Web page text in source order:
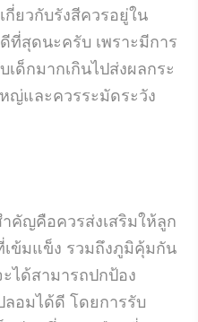
กี่ยวกับรังสีควรอยู่ใน
สุดนะครับ เพราะมีการ
ด็กมากเกินไปส่งผลกระ
ญ่และควรระมัดระวัง
คัญคือควรส่งเสริมให้ลูก
ข้มแข็ง รวมถึงภูมิคุ้มกัน
ได้สามารถปกป้อง
ลอมได้ดี โดยการรับ